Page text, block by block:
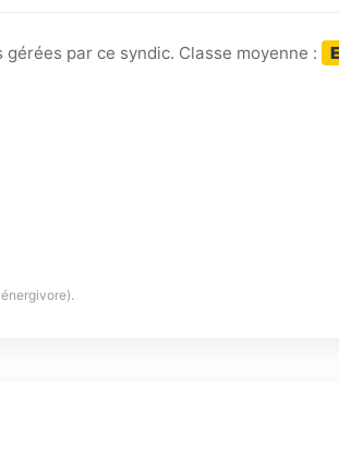
par ce syndic. Classe moyenne : E